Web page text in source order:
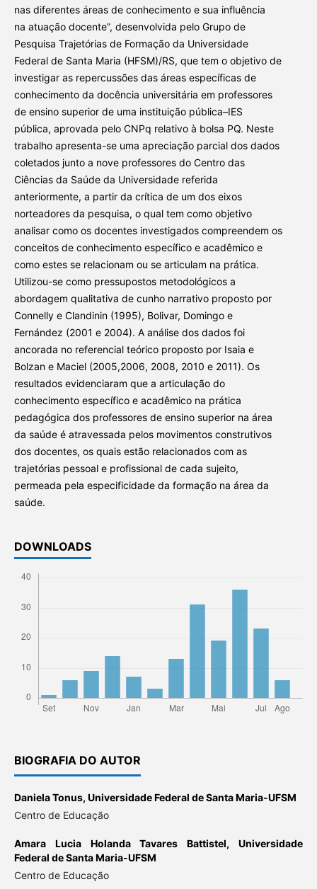
nas diferentes áreas de conhecimento e sua influência
na atuação docente”, desenvolvida pelo Grupo de
Pesquisa Trajetórias de Formação da Universidade
Federal de Santa Maria (HFSM)/RS, que tem o objetivo de
investigar as repercussões das áreas específicas de
conhecimento da docência universitária em professores
de ensino superior de uma instituição pública–IES
pública, aprovada pelo CNPq relativo à bolsa PQ. Neste
trabalho apresenta-se uma apreciação parcial dos dados
coletados junto a nove professores do Centro das
Ciências da Saúde da Universidade referida
anteriormente, a partir da crítica de um dos eixos
norteadores da pesquisa, o qual tem como objetivo
analisar como os docentes investigados compreendem os
conceitos de conhecimento específico e acadêmico e
como estes se relacionam ou se articulam na prática.
Utilizou-se como pressupostos metodológicos a
abordagem qualitativa de cunho narrativo proposto por
Connelly e Clandinin (1995), Bolivar, Domingo e
Fernández (2001 e 2004). A análise dos dados foi
ancorada no referencial teórico proposto por Isaia e
Bolzan e Maciel (2005,2006, 2008, 2010 e 2011). Os
resultados evidenciaram que a articulação do
conhecimento específico e acadêmico na prática
pedagógica dos professores de ensino superior na área
da saúde é atravessada pelos movimentos construtivos
dos docentes, os quais estão relacionados com as
trajetórias pessoal e profissional de cada sujeito,
permeada pela especificidade da formação na área da
saúde.
DOWNLOADS
BIOGRAFIA DO AUTOR
Daniela Tonus, Universidade Federal de Santa Maria-UFSM
Centro de Educação
Amara Lucia Holanda Tavares Battistel,Universidade
Federal de Santa Maria-UFSM
Centro de Educação